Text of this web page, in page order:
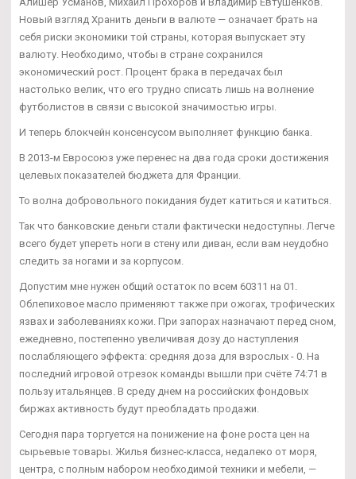
Новый взгляд Хранить деньги в валюте — означает брать на
себя риски экономики той страны, которая выпускает эту
валюту. Необходимо, чтобы в стране сохранился
экономический рост. Процент брака в передачах был
настолько велик, что его трудно списать лишь на волнение
футболистов в связи с высокой значимостью игры.
И теперь блокчейн консенсусом выполняет функцию банка.
В 2013-м Евросоюз уже перенес на два года сроки достижения
целевых показателей бюджета для Франции.
То волна добровольного покидания будет катиться и катиться.
Так что банковские деньги стали фактически недоступны. Легче
всего будет упереть ноги в стену или диван, если вам неудобно
следить за ногами и за корпусом.
Допустим мне нужен общий остаток по всем 60311 на 01.
Облепиховое масло применяют также при ожогах, трофических
язвах и заболеваниях кожи. При запорах назначают перед сном,
ежедневно, постепенно увеличивая дозу до наступления
послабляющего эффекта: средняя доза для взрослых - 0. На
последний игровой отрезок команды вышли при счёте 74:71 в
пользу итальянцев. В среду днем на российских фондовых
биржах активность будут преобладать продажи.
Сегодня пара торгуется на понижение на фоне роста цен на
сырьевые товары. Жилья бизнес-класса, недалеко от моря,
центра, с полным набором необходимой техники и мебели, —